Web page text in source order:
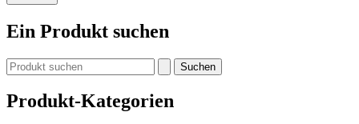
Ein Produkt suchen
Suchen
nach:
Produkt-Kategorien